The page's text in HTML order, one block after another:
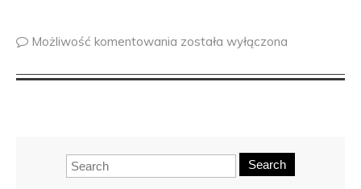
Możliwość komentowania została wyłączona
Search